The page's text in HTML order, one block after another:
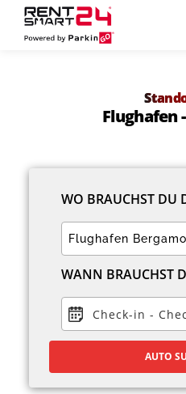
Flughafen
WO BRAUCHST DU
Flughafen
WANN BRAUCHST
Check-in -
AUTO